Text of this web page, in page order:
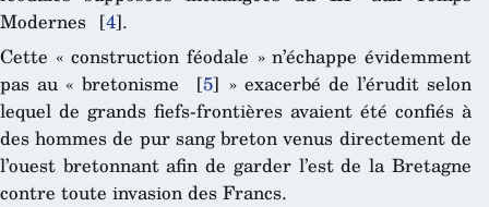
Modernes [4].
Cette « construction féodale » n’échappe évidemment
pas au « bretonisme
[5] » exacerbé de l’érudit selon
lequel de grands fiefs-frontières avaient été confiés à
des hommes de pur sang breton venus directement de
l’ouest bretonnant afin de garder l’est de la Bretagne
contre toute invasion des Francs.